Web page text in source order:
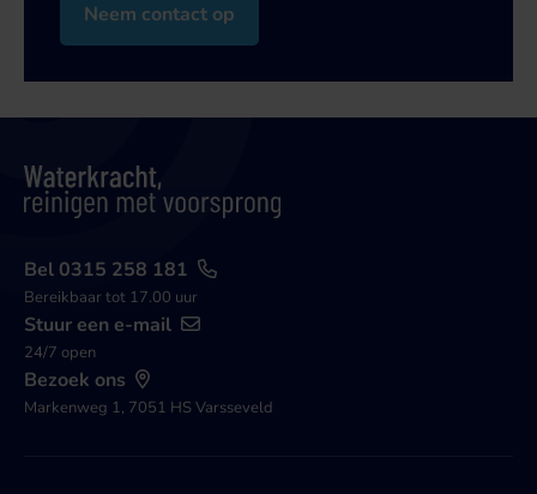
Neem contact op
Bel 0315 258 181
Bereikbaar tot 17.00 uur
Stuur een e-mail
24/7 open
Bezoek ons
Markenweg 1, 7051 HS Varsseveld